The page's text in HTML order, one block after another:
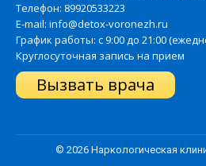
Телефон: 89920533223
E-mail: info@detox-voronezh.ru
График работы: с 9:00 до 21:00
Круглосуточная запись на прием
Вызвать врача
© 2026 Наркологическая